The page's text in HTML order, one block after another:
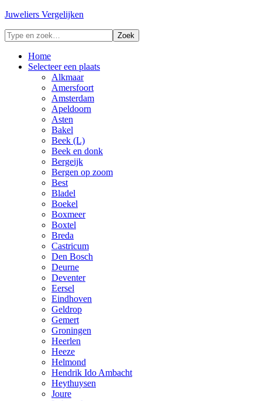
Juweliers Vergelijken
Home
Selecteer een plaats
Alkmaar
Amersfoort
Amsterdam
Apeldoorn
Asten
Bakel
Beek (L)
Beek en donk
Bergeijk
Bergen op zoom
Best
Bladel
Boekel
Boxmeer
Boxtel
Breda
Castricum
Den Bosch
Deurne
Deventer
Eersel
Eindhoven
Geldrop
Gemert
Groningen
Heerlen
Heeze
Helmond
Hendrik Ido Ambacht
Heythuysen
Joure